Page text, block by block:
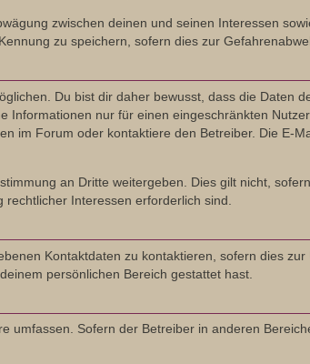
zwischen deinen und seinen Interessen
zu speichern, sofern dies zur
Du bist dir daher bewusst, dass die Daten
nur für einen eingeschränkten
im Forum oder kontaktiere den Betreiber. Die E-
an Dritte weitergeben. Dies gilt nicht,
Interessen erforderlich sind.
Kontaktdaten zu kontaktieren, sofern dies
persönlichen Bereich gestattet hast.
umfassen. Sofern der Betreiber in anderen